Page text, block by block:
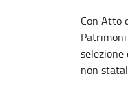
Con Atto
non